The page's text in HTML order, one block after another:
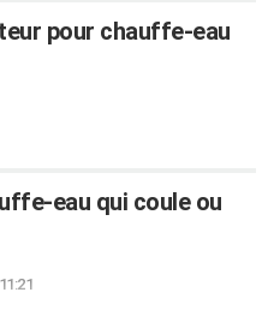
pour chauffe-eau
eau qui coule ou